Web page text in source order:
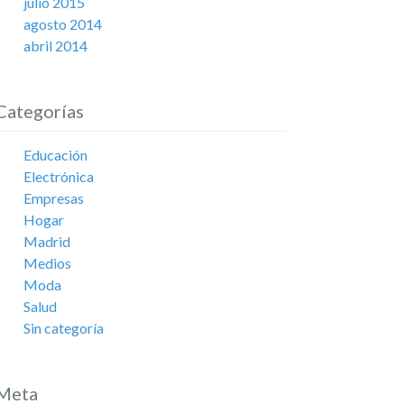
agosto 2014
abril 2014
Educación
Electrónica
Empresas
Hogar
Madrid
Medios
Moda
Salud
Sin categoría